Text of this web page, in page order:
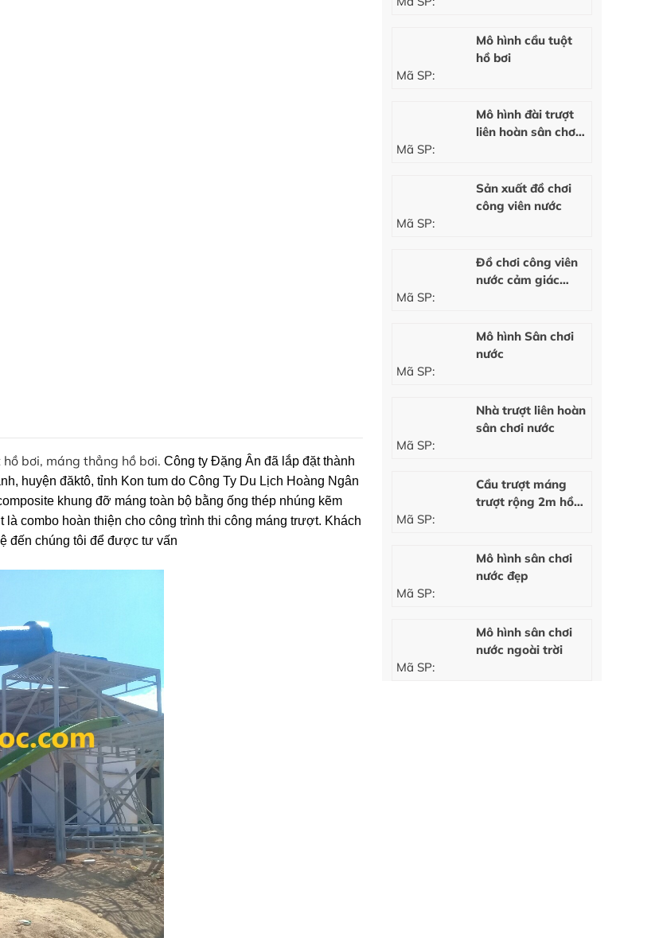
Mô hình cầu tuột
hồ bơi
Mã SP:
Mô hình đài trượt
liên hoàn sân chơi
Mã SP:
Sản xuất đồ chơi
công viên nước
Mã SP:
Đồ chơi công viên
nước cảm giác
Mã SP:
Mô hình Sân chơi
nước
Mã SP:
Nhà trượt liên hoàn
sân chơi nước
Mã SP:
Cầu trượt máng
trượt rộng 2m hồ
Mã SP:
Mô hình sân chơi
nước đẹp
Mã SP:
Mô hình sân chơi
nước ngoài trời
Mã SP:
bơi, máng thẳng hồ bơi. Công ty Đặng Ân đã lắp đặt thành
huyện đăktô, tỉnh Kon tum do Công Ty Du Lịch Hoàng Ngân
khung đỡ máng toàn bộ bằng ống thép nhúng kẽm
combo hoàn thiện cho công trình thi công máng trượt. Khách
đến chúng tôi để được tư vấn